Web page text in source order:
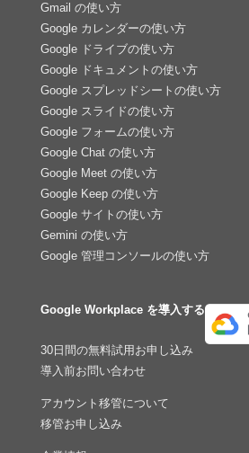
Gmail の使い方
Google カレンダーの使い方
Google ドライブの使い方
Google ドキュメントの使い方
Google スプレッドシートの使い方
Google スライドの使い方
Google フォームの使い方
Google Chat の使い方
Google Meet の使い方
Google Keep の使い方
Google サイトの使い方
Gemini の使い方
Google 管理コンソールの使い方
Google Workplace を導入する
30日間の無料試用お申し込み
導入前お問い合わせ
アカウント移管について
移管お申し込み